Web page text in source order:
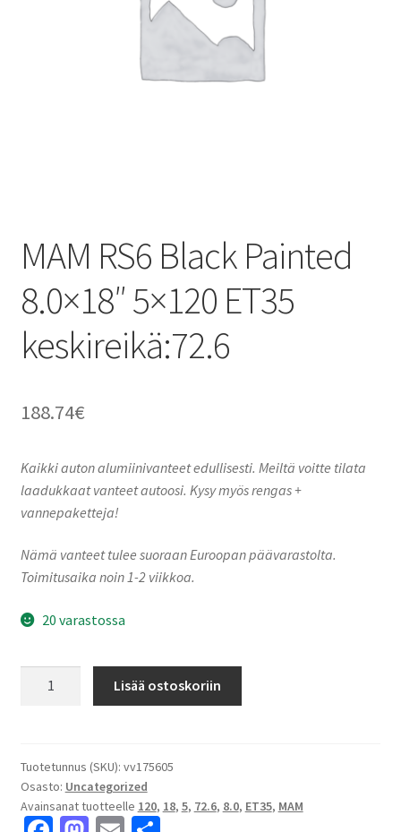
MAM RS6 Black Painted
8.0×18″ 5×120 ET35
keskireikä:72.6
188.74€
Kaikki auton alumiinivanteet edullisesti. Meiltä voitte tilata
laadukkaat vanteet autoosi. Kysy myös rengas +
vannepaketteja!
Nämä vanteet tulee suoraan Euroopan päävarastolta.
Toimitusaika noin 1-2 viikkoa.
20 varastossa
8.0x18"
5x120
ET35
Lisää ostoskoriin
Tuotetunnus (SKU): vv175605
Osasto: Uncategorized
Avainsanat tuotteelle 120, 18, 5, 72.6, 8.0, ET35, MAM